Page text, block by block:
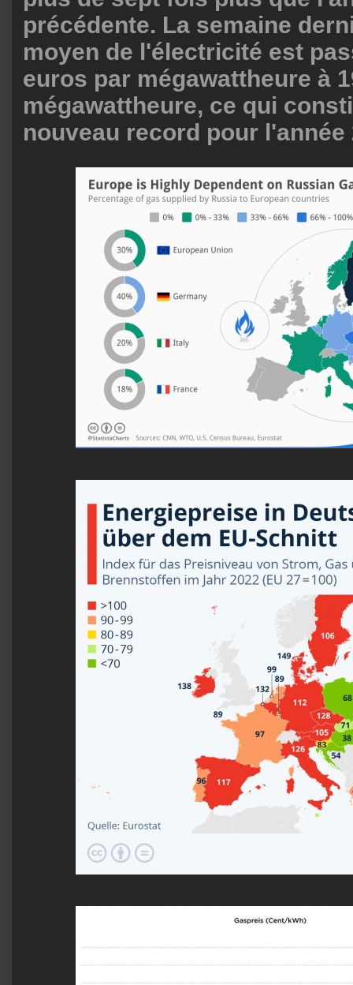
précédente. La semaine
moyen de l'électricité est
euros par mégawattheure à
mégawattheure, ce qui
nouveau record pour l'année